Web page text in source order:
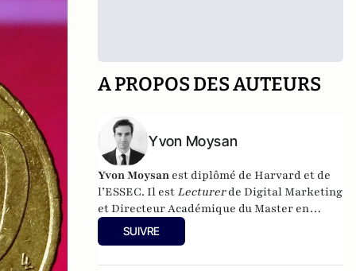
A PROPOS DES AUTEURS
Yvon Moysan
Yvon Moysan est diplômé de Harvard et de
l’ESSEC. Il est Lecturerde Digital Marketing
et Directeur Académique du Master en
Apprentissage Digital Marketing et
Innovation à l’IESEG School of Management.
SUIVRE